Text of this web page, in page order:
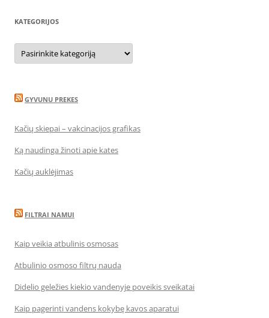
KATEGORIJOS
Kategorijos
GYVUNU PREKES
Kačių skiepai – vakcinacijos grafikas
Ką naudinga žinoti apie kates
Kačių auklėjimas
FILTRAI NAMUI
Kaip veikia atbulinis osmosas
Atbulinio osmoso filtrų nauda
Didelio geležies kiekio vandenyje poveikis sveikatai
Kaip pagerinti vandens kokybę kavos aparatui